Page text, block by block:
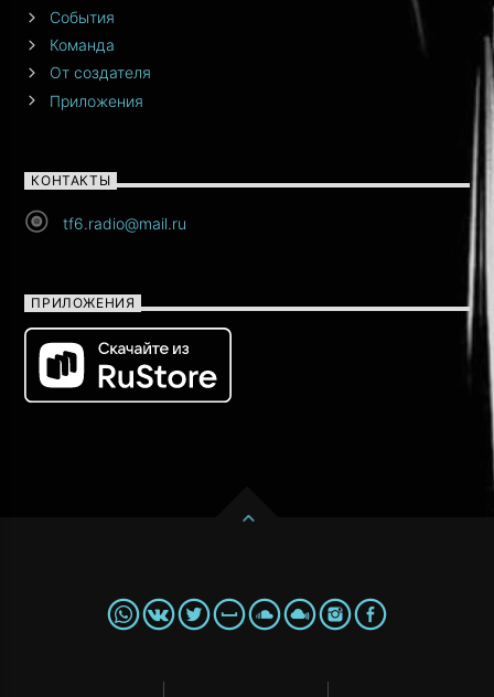
События
Команда
От создателя
Приложения
КОНТАКТЫ
tf6.radio@mail.ru
ПРИЛОЖЕНИЯ